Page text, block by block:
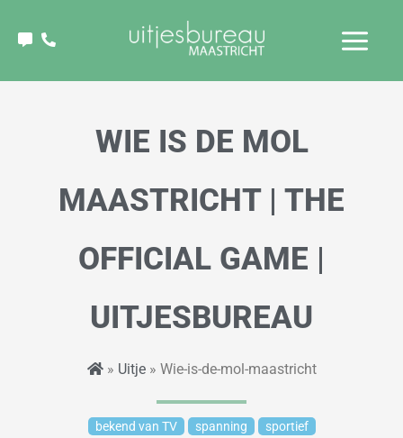
naar
WIE IS DE MOL
MAASTRICHT | THE
OFFICIAL GAME |
UITJESBUREAU
» Uitje» Wie-is-de-mol-maastricht
bekend van TV spanning sportief